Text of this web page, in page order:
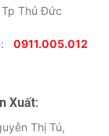
Tp Thủ Đức
0911.005.012
Xuất:
Thị Tú,